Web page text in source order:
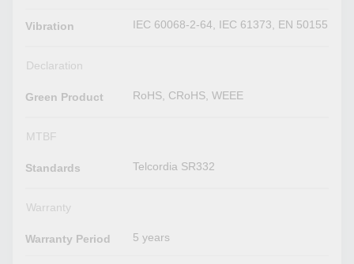
Vibration IEC 60068-2-64, IEC 61373, EN 50155
Declaration
Green Product RoHS, CRoHS, WEEE
MTBF
Standards Telcordia SR332
Warranty
Warranty Period 5 years